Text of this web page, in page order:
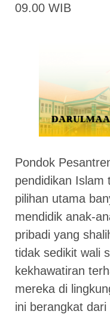
09.00 WIB
Pondok
pendidikan Islam
pilihan utama
mendidik anak-
pribadi yang
tidak sedikit wali
kekhawatiran
mereka di
ini berangkat